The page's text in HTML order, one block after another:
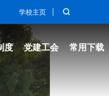
学校主页
度 党建工会 常用下载